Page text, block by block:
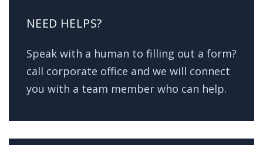
NEED HELPS?
Speak with a human to filling out a form?
call corporate office and we will connect
you with a team member who can help.